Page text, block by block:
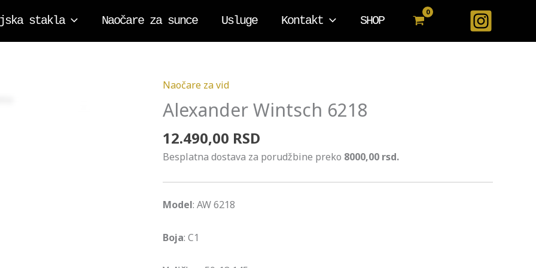
stakla Naočare za sunce Usluge Kontakt SHOP
Naočare za vid
Alexander Wintsch 6218
12.490,00 RSD
Besplatna dostava za porudžbine preko 8000,00 rsd.
Model: AW 6218
Boja: C1
Alexander
Wintsch
6218
količina